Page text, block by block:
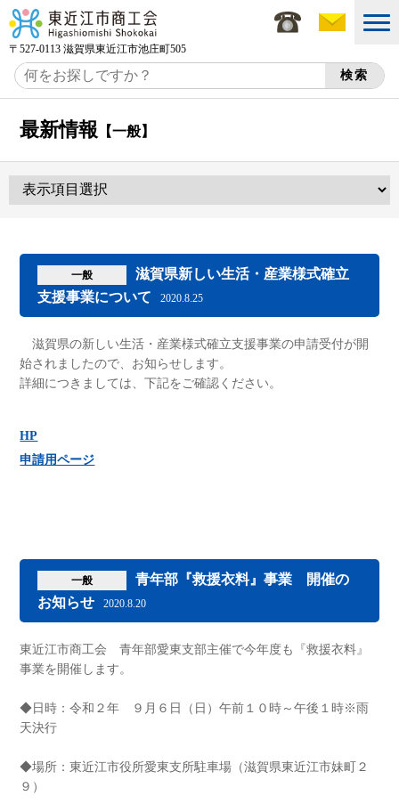
〒527-0113 滋賀県東近江市池庄町505
最新情報 【一般】
一般
滋賀県新しい生活・産業様式確立
支援事業について
2020.8.25
滋賀県の新しい生活・産業様式確立支援事業の申請受付が開
始されましたので、お知らせします。
詳細につきましては、下記をご確認ください。
HP
申請用ページ
一般
青年部『救援衣料』事業 開催の
お知らせ
2020.8.20
東近江市商工会 青年部愛東支部主催で今年度も『救援衣料』
事業を開催します。
◆日時：令和２年 ９月６日（日）午前１０時～午後１時※雨
天決行
◆場所：東近江市役所愛東支所駐車場（滋賀県東近江市妹町２
９）